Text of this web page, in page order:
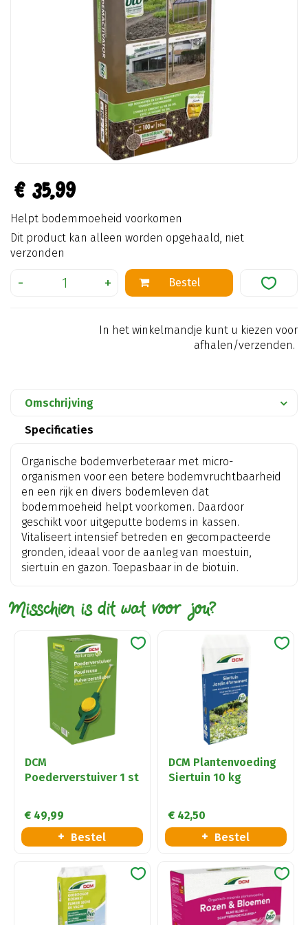
€ 35,99
Helpt bodemmoeheid voorkomen
Dit product kan alleen worden opgehaald, niet
verzonden
In het winkelmandje kunt u kiezen voor
afhalen/verzenden.
Omschrijving
Specificaties
Organische bodemverbeteraar met micro-
organismen voor een betere bodemvruchtbaarheid
en een rijk en divers bodemleven dat
bodemmoeheid helpt voorkomen. Daardoor
geschikt voor uitgeputte bodems in kassen.
Vitaliseert intensief betreden en gecompacteerde
gronden, ideaal voor de aanleg van moestuin,
siertuin en gazon. Toepasbaar in de biotuin.
Misschien is dit wat voor jou?
DCM
Poederverstuiver 1 st
€ 49,99
Bestel
DCM Plantenvoeding
Siertuin 10 kg
€ 42,50
Bestel